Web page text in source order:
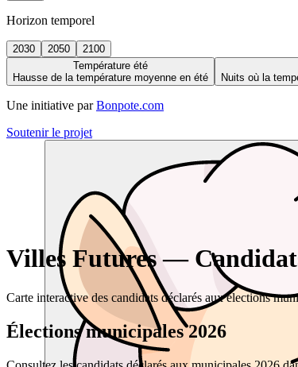
Horizon temporel
2030 2050
2100
Température été
Hausse de la température moyenne en été
Nuits où la
Une initiative par Bonpote.com
Soutenir le projet
Villes Futures —
Carte interactive des candidats déclarés aux élections
Élections municipales 2026